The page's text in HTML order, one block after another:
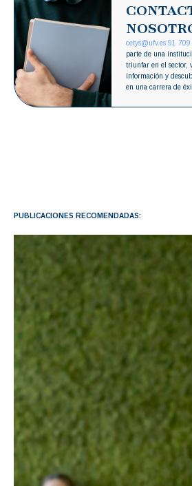
cetys@ufv.es 91 709
parte de una
triunfar en el sector,
información y
en una carrera de
PUBLICACIONES RECOMENDADAS: